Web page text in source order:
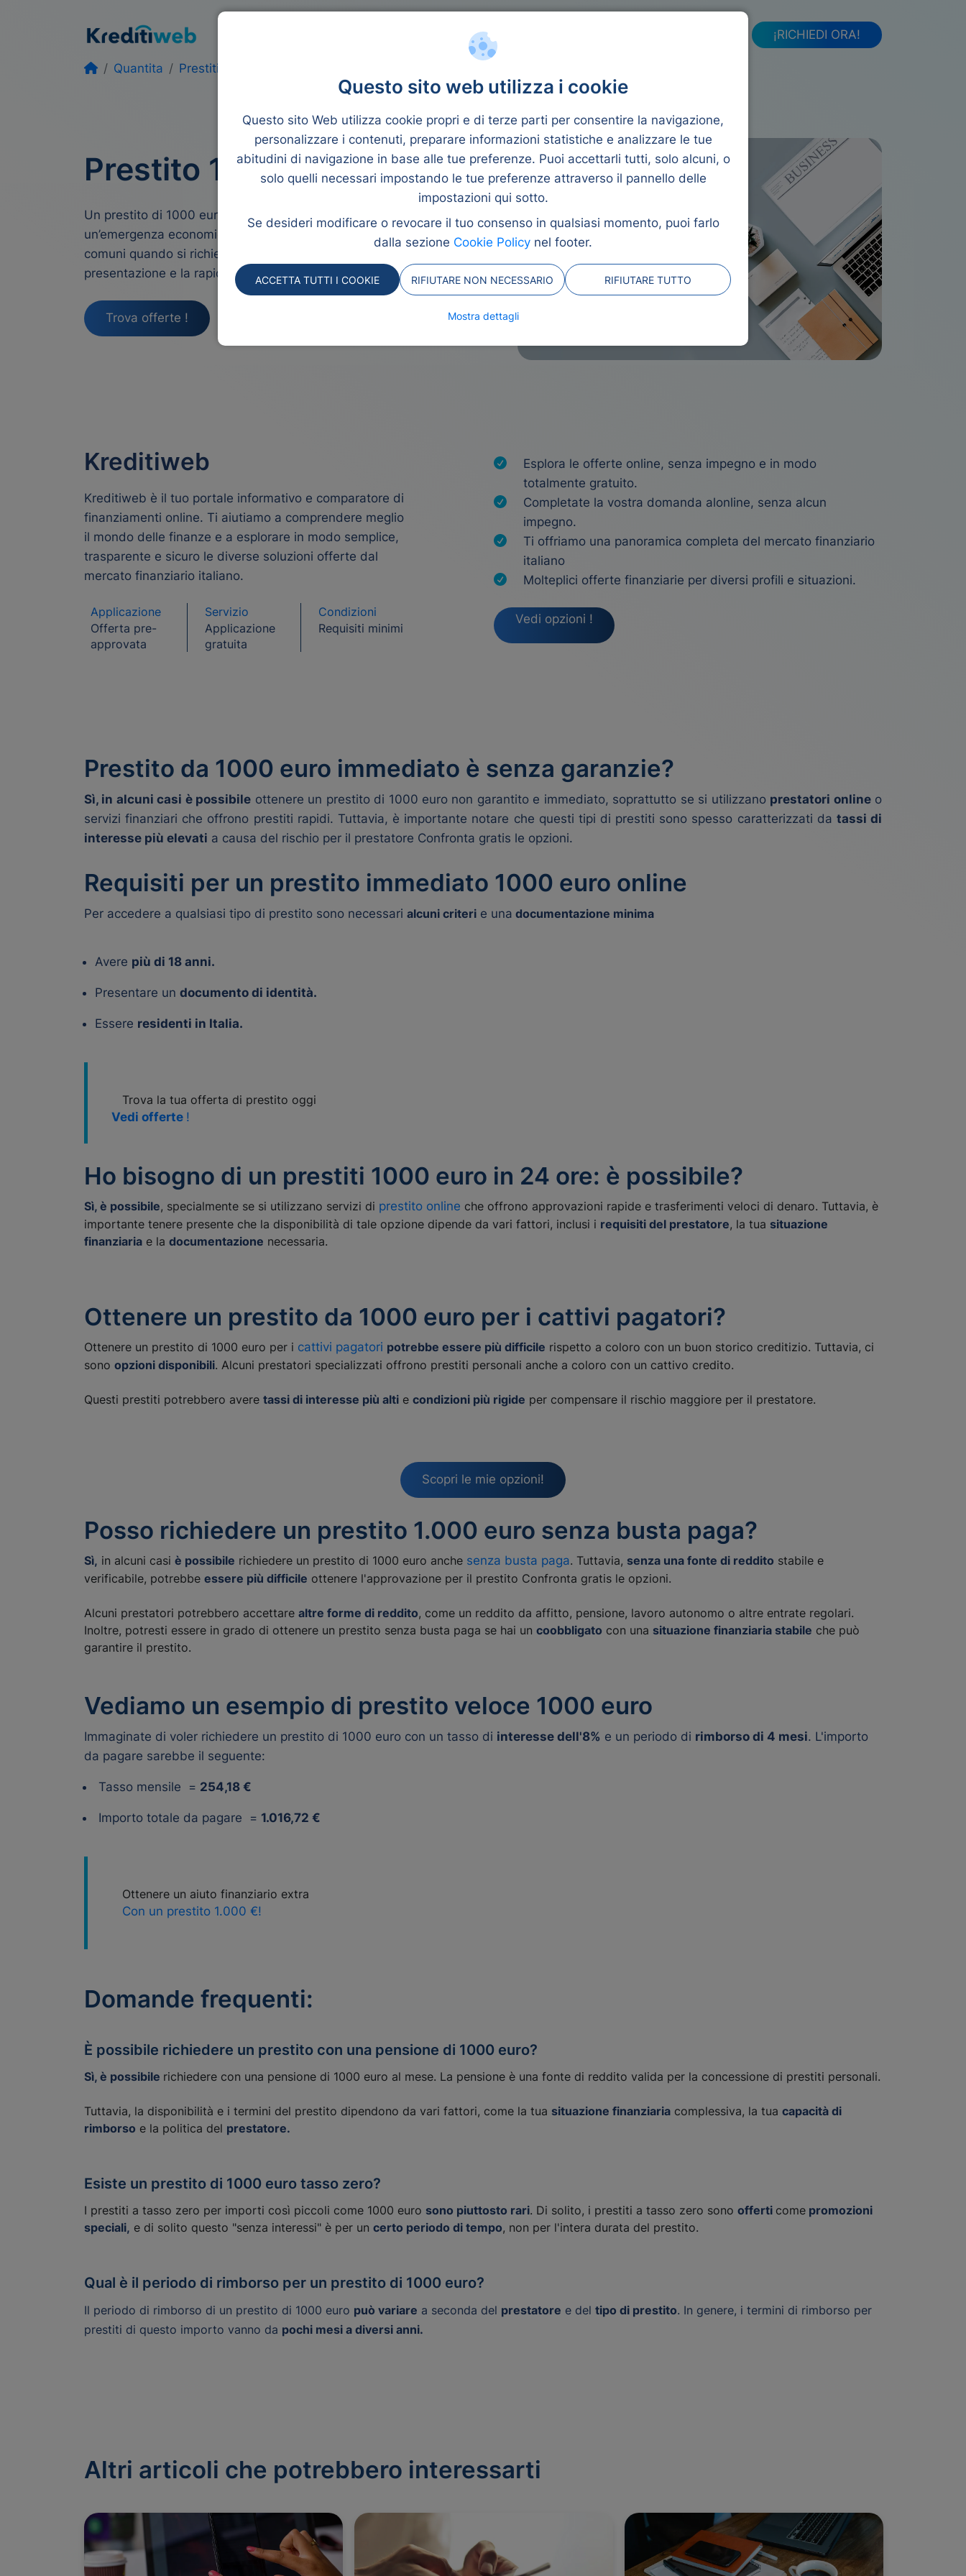
Questo sito web utilizza i cookie
Questo sito Web utilizza cookie propri e di terze parti per consentire la navigazione,
personalizzare i contenuti, preparare informazioni statistiche e analizzare le tue
abitudini di navigazione in base alle tue preferenze. Puoi accettarli tutti, solo alcuni, o
solo quelli necessari impostando le tue preferenze attraverso il pannello delle
impostazioni qui sotto.
Se desideri modificare o revocare il tuo consenso in qualsiasi momento, puoi farlo
dalla sezione Cookie Policy nel footer.
ACCETTA TUTTI I COOKIE RIFIUTARE NON NECESSARIO RIFIUTARE TUTTO
Mostra dettagli
¡RICHIEDI ORA!
Quantita Prestiti di 1000 euro
Prestito 1000 Euro
Un prestito di 1000 euro può essere di grande aiuto per
un’emergenza economica. Questo tipo di credito è uno dei più
comuni quando si richiede un finanziamento, data la facilità di
presentazione e la rapidità di trasferimento.
Trova offerte !
Kreditiweb
Kreditiweb è il tuo portale informativo e comparatore di
finanziamenti online. Ti aiutiamo a comprendere meglio
il mondo delle finanze e a esplorare in modo semplice,
trasparente e sicuro le diverse soluzioni offerte dal
mercato finanziario italiano.
Applicazione
Offerta pre-
approvata
Servizio
Applicazione
gratuita
Condizioni
Requisiti minimi
Esplora le offerte online, senza impegno e in modo
totalmente gratuito.
Completate la vostra domanda alonline, senza alcun
impegno.
Ti offriamo una panoramica completa del mercato finanziario
italiano
Molteplici offerte finanziarie per diversi profili e situazioni.
Vedi opzioni !
Prestito da 1000 euro immediato è senza garanzie?
Sì, in alcuni casi è possibile ottenere un prestito di 1000 euro non garantito e immediato, soprattutto se si utilizzano prestatori onlineo
servizi finanziari che offrono prestiti rapidi. Tuttavia, è importante notare che questi tipi di prestiti sono spesso caratterizzati da tassi di
interesse più elevati a causa del rischio per il prestatore Confronta gratis le opzioni.
Requisiti per un prestito immediato 1000 euro online
Per accedere a qualsiasi tipo di prestito sono necessari alcuni criteri e una documentazione minima
Avere più di 18 anni.
Presentare un documento di identità.
Essere residenti in Italia.
Trova la tua offerta di prestito oggi
Vedi offerte !
Ho bisogno di un prestiti 1000 euro in 24 ore: è possibile?
Sì, è possibile, specialmente se si utilizzano servizi di prestito online che offrono approvazioni rapide e trasferimenti veloci di denaro. Tuttavia, è
importante tenere presente che la disponibilità di tale opzione dipende da vari fattori, inclusi i requisiti del prestatore, la tua situazione
finanziaria e la documentazione necessaria.
Ottenere un prestito da 1000 euro per i cattivi pagatori?
Ottenere un prestito di 1000 euro per i cattivi pagatori potrebbe essere più difficile rispetto a coloro con un buon storico creditizio. Tuttavia, ci
sono opzioni disponibili. Alcuni prestatori specializzati offrono prestiti personali anche a coloro con un cattivo credito.
Questi prestiti potrebbero avere tassi di interesse più alti e condizioni più rigide per compensare il rischio maggiore per il prestatore.
Scopri le mie opzioni!
Posso richiedere un prestito 1.000 euro senza busta paga?
Sì, in alcuni casi è possibile richiedere un prestito di 1000 euro anche senza busta paga. Tuttavia, senza una fonte di reddito stabile e
verificabile, potrebbe essere più difficile ottenere l'approvazione per il prestito Confronta gratis le opzioni.
Alcuni prestatori potrebbero accettare altre forme di reddito, come un reddito da affitto, pensione, lavoro autonomo o altre entrate regolari.
Inoltre, potresti essere in grado di ottenere un prestito senza busta paga se hai un coobbligato con una situazione finanziaria stabile che può
garantire il prestito.
Vediamo un esempio di prestito veloce 1000 euro
Immaginate di voler richiedere un prestito di 1000 euro con un tasso di interesse dell'8% e un periodo di rimborso di 4 mesi. L'importo
da pagare sarebbe il seguente:
Tasso mensile = 254,18 €
Importo totale da pagare = 1.016,72 €
Ottenere un aiuto finanziario extra
Con un prestito 1.000 €!
Domande frequenti:
È possibile richiedere un prestito con una pensione di 1000 euro?
Sì, è possibile richiedere con una pensione di 1000 euro al mese. La pensione è una fonte di reddito valida per la concessione di prestiti personali.
Tuttavia, la disponibilità e i termini del prestito dipendono da vari fattori, come la tua situazione finanziaria complessiva, la tua capacità di
rimborso e la politica del prestatore.
Esiste un prestito di 1000 euro tasso zero?
I prestiti a tasso zero per importi così piccoli come 1000 euro sono piuttosto rari. Di solito, i prestiti a tasso zero sono offerti come promozioni
speciali, e di solito questo "senza interessi" è per un certo periodo di tempo, non per l'intera durata del prestito.
Qual è il periodo di rimborso per un prestito di 1000 euro?
Il periodo di rimborso di un prestito di 1000 euro può variare a seconda del prestatore e del tipo di prestito. In genere, i termini di rimborso per
prestiti di questo importo vanno da pochi mesi a diversi anni.
Altri articoli che potrebbero interessarti